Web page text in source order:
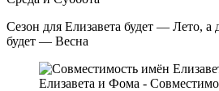
Сезон для Елизавета будет — Лето,
будет — Весна
Елизавета и Фома -